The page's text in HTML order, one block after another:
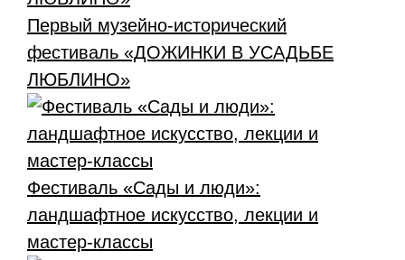
Первый музейно-исторический
фестиваль «ДОЖИНКИ В УСАДЬБЕ
ЛЮБЛИНО»
Фестиваль «Сады и люди»:
ландшафтное искусство, лекции и
мастер-классы